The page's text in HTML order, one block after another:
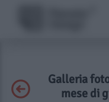
Galleria
mese di